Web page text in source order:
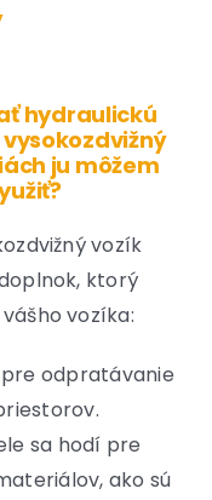
hydraulickú
ju môžem
vozík
ktorý
vozíka:
odpratávanie
sa hodí pre
ako sú